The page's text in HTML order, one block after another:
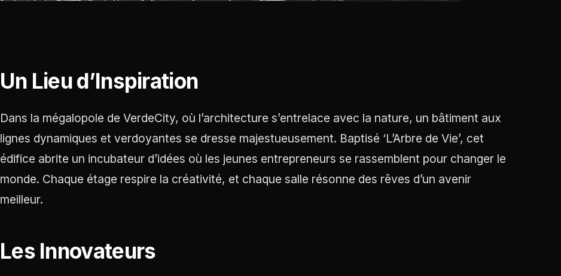
Un Lieu d’Inspiration
Dans la mégalopole de VerdeCity, où l’architecture s’entrelace avec la nature, un bâtiment aux
lignes dynamiques et verdoyantes se dresse majestueusement. Baptisé ‘L’Arbre de Vie’, cet
édifice abrite un incubateur d’idées où les jeunes entrepreneurs se rassemblent pour changer le
monde. Chaque étage respire la créativité, et chaque salle résonne des rêves d’un avenir
meilleur.
Les Innovateurs